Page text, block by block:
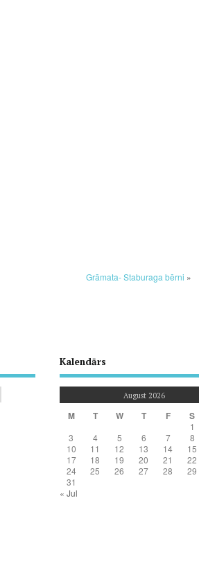
Grāmata- Staburaga bērni »
Kalendārs
August 2026
M T W T F S
1
3
4 5 6 7 8
10
11 12 13 14 15
17
18 19 20 21 22
24
25 26 27 28 29
31
« Jul